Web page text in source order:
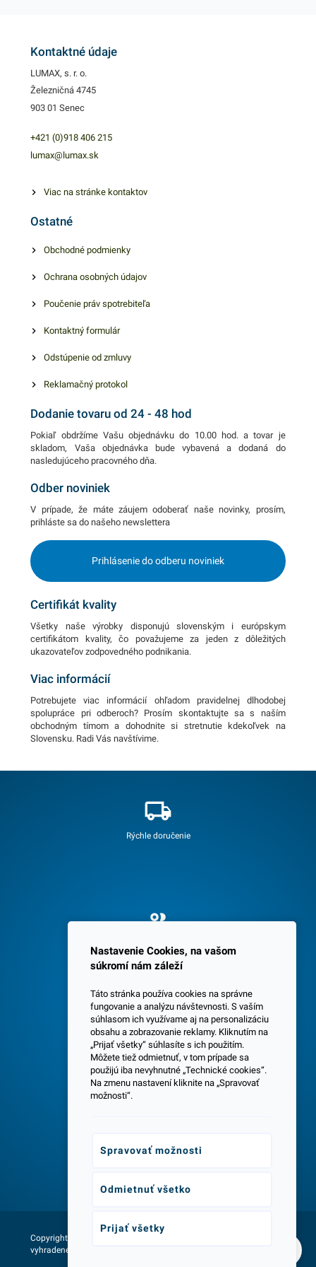
nájde svoje uplatnenie v
prevádzkach, ktoré ponúkajú
pevná, PET materiál je
bezpečný a udržateľný pre
balenie obsahuje 50 kusov
ponuke nájdete ďalšie
Kontaktné údaje
LUMAX, s. r. o.
Železničná 4745
903 01 Senec
+421 (0)918 406 215
lumax@lumax.sk
Viac na stránke kontaktov
Ostatné
Obchodné podmienky
Ochrana osobných údajov
Poučenie práv spotrebiteľa
Kontaktný formulár
Odstúpenie od zmluvy
Reklamačný protokol
Dodanie tovaru od 24 - 48 hod
Pokiaľ obdržíme Vašu objednávku do 10.00 hod. a tovar je
skladom, Vaša objednávka bude vybavená a dodaná do
nasledujúceho pracovného dňa.
Odber noviniek
V prípade, že máte záujem odoberať naše novinky, prosím,
prihláste sa do našeho newslettera
Prihlásenie do odberu noviniek
Certifikát kvality
Všetky naše výrobky disponujú slovenským i európskym
certifikátom kvality, čo považujeme za jeden z dôležitých
ukazovateľov zodpovedného podnikania.
Viac informácií
Potrebujete viac informácií ohľadom pravidelnej dlhodobej
spolupráce pri odberoch? Prosím skontaktujte sa s naším
obchodným tímom a dohodnite si stretnutie kdekoľvek na
Slovensku. Radi Vás navštívime.
Rýchle doručenie
Spokojných 3600 zákazníkov
Centrála a predajňa v Senci
Copyright © 2026 - Všetky práva
vyhradené lumax.sk
Nastavenie Cookies, na vašom
súkromí nám záleží
Táto stránka používa cookies na správne
fungovanie a analýzu návštevnosti. S vaším
súhlasom ich využívame aj na personalizáciu
obsahu a zobrazovanie reklamy. Kliknutím na
„Prijať všetky“ súhlasíte s ich použitím.
Môžete tiež odmietnuť, v tom prípade sa
použijú iba nevyhnutné „Technické cookies“.
Na zmenu nastavení kliknite na „Spravovať
možnosti“.
Spravovať možnosti
Odmietnuť všetko
Prijať všetky